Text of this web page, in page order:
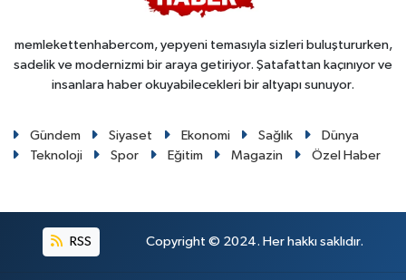
memlekettenhabercom, yepyeni temasıyla sizleri buluştururken,
sadelik ve modernizmi bir araya getiriyor. Şatafattan kaçınıyor ve
insanlara haber okuyabilecekleri bir altyapı sunuyor.
Gündem Siyaset Ekonomi Sağlık
Dünya
Teknoloji
Spor Eğitim Magazin Özel Haber
RSS Copyright © 2024. Her hakkı saklıdır.